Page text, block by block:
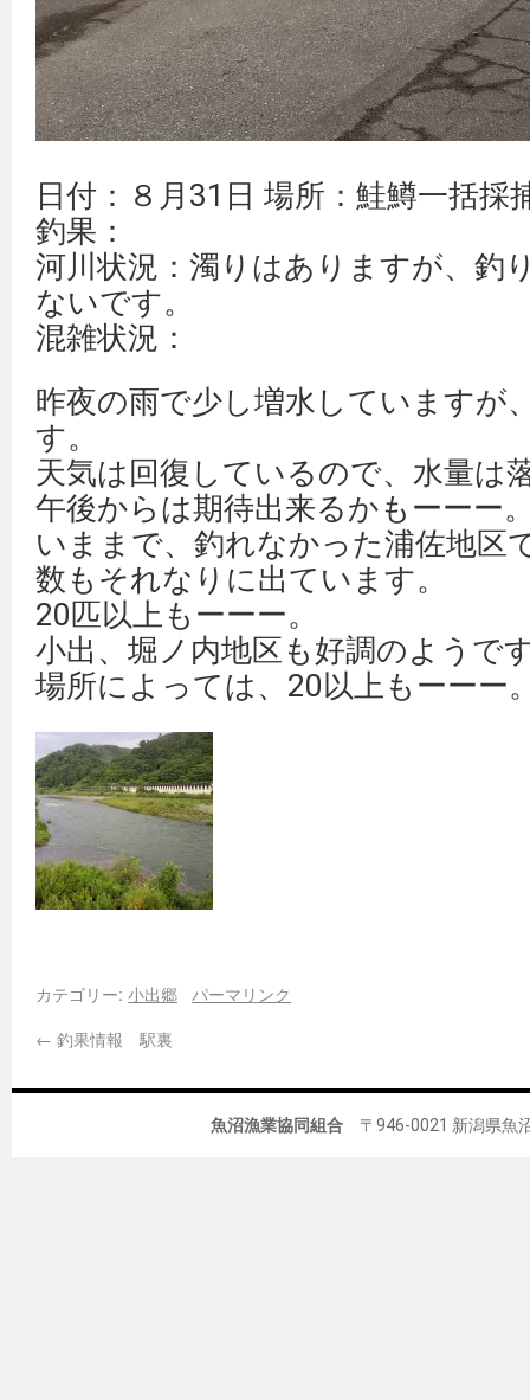
日付：８月31日 場所：鮭鱒一括採
釣果：
河川状況：濁りはありますが、釣
ないです。
混雑状況：
昨夜の雨で少し増水していますが
す。
天気は回復しているので、水量は
午後からは期待出来るかもーーー
いままで、釣れなかった浦佐地区
数もそれなりに出ています。
20匹以上もーーー。
小出、堀ノ内地区も好調のようで
場所によっては、20以上もーーー
カテゴリー: 小出郷
パーマリンク
← 釣果情報 駅裏
魚沼漁業協同組合 〒946-0021 新潟県魚